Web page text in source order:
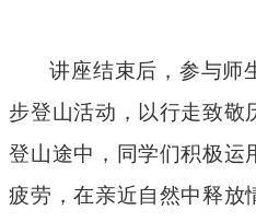
讲座结束后，参与师
步登山活动，以行走致敬
登山途中，同学们积极运
疲劳，在亲近自然中释放